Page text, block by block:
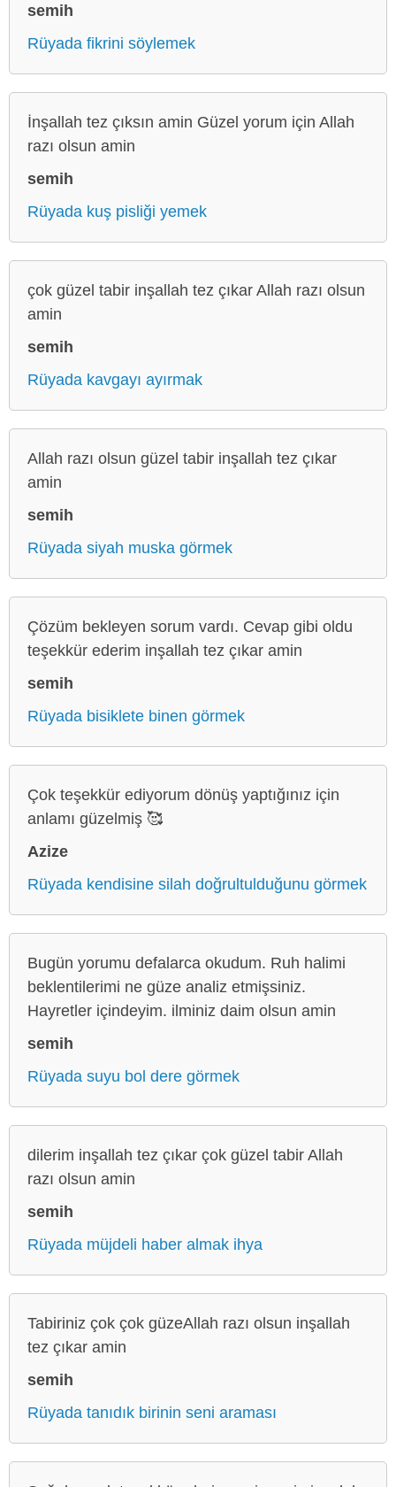
semih
Rüyada fikrini söylemek
İnşallah tez çıksın amin Güzel yorum için Allah
razı olsun amin
semih
Rüyada kuş pisliği yemek
çok güzel tabir inşallah tez çıkar Allah razı olsun
amin
semih
Rüyada kavgayı ayırmak
Allah razı olsun güzel tabir inşallah tez çıkar
amin
semih
Rüyada siyah muska görmek
Çözüm bekleyen sorum vardı. Cevap gibi oldu
teşekkür ederim inşallah tez çıkar amin
semih
Rüyada bisiklete binen görmek
Çok teşekkür ediyorum dönüş yaptığınız için
anlamı güzelmiş 🥰
Azize
Rüyada kendisine silah doğrultulduğunu görmek
Bugün yorumu defalarca okudum. Ruh halimi
beklentilerimi ne güze analiz etmişsiniz.
Hayretler içindeyim. ilminiz daim olsun amin
semih
Rüyada suyu bol dere görmek
dilerim inşallah tez çıkar çok güzel tabir Allah
razı olsun amin
semih
Rüyada müjdeli haber almak ihya
Tabiriniz çok çok güzeAllah razı olsun inşallah
tez çıkar amin
semih
Rüyada tanıdık birinin seni araması